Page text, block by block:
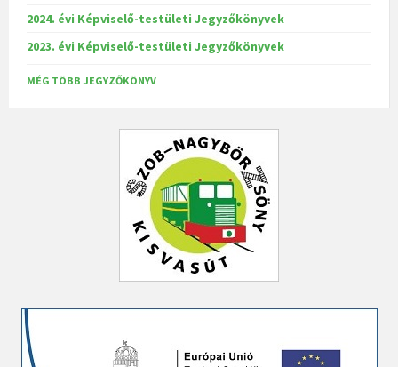
2024. évi Képviselő-testületi Jegyzőkönyvek
2023. évi Képviselő-testületi Jegyzőkönyvek
MÉG TÖBB JEGYZŐKÖNYV